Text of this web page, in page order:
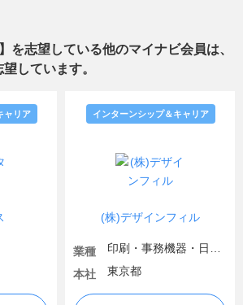
を志望している他のマイナビ会員は、
しています。
ャリア
(株)デザインフィル
インターンシップ＆キャリア
業種
本社
東京都